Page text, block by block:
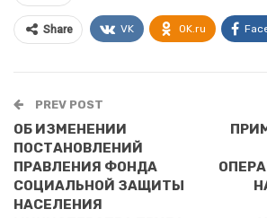
Share VK OK.ru
PREV POST
ОБ ИЗМЕНЕНИИ
ПОСТАНОВЛЕНИЙ
ПРАВЛЕНИЯ ФОНДА
СОЦИАЛЬНОЙ ЗАЩИТЫ
НАСЕЛЕНИЯ